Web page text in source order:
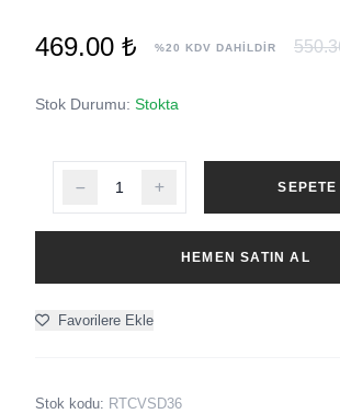
469.00 ₺ %20 KDV DAHİLDİR
Stok Durumu: Stokta
HEMEN SATIN AL
Favorilere Ekle
Stok kodu: RTCVSD36